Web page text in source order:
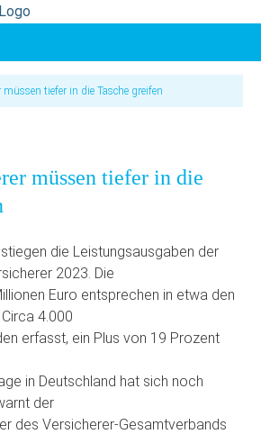
müssen tiefer in die Tasche greifen
müssen tiefer in die
die Leistungsausgaben der
2023. Die
Euro entsprechen in etwa den
4.000
erfasst, ein Plus von 19 Prozent
in Deutschland hat sich noch
der
des Versicherer-Gesamtverbands